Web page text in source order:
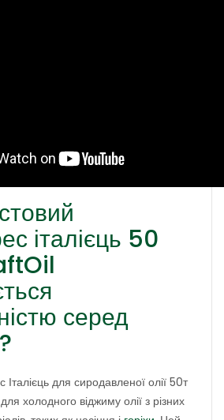
італієць 50
серед
для сиродавленої олії 50т
холодного віджиму олії з різних